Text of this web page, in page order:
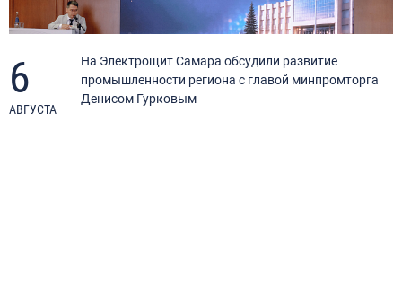
6
АВГУСТА
На Электрощит Самара обсудили развитие
промышленности региона с главой минпромторга
Денисом Гурковым